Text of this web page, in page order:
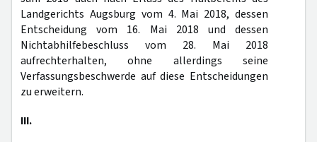
Landgerichts Augsburg vom 4. Mai 2018, dessen
Entscheidung vom 16. Mai 2018 und dessen
Nichtabhilfebeschluss vom 28. Mai 2018
aufrechterhalten, ohne allerdings seine
Verfassungsbeschwerde auf diese Entscheidungen
zu erweitern.
III.